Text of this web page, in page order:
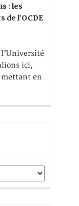
: les
de l’OCDE
ici,
en